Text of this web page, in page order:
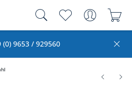
9653 / 929560